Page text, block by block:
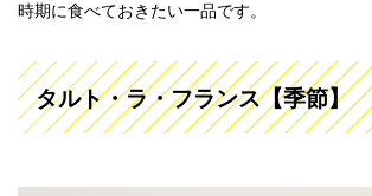
時期に食べておきたい一品です。
タルト・ラ・フランス【季節】